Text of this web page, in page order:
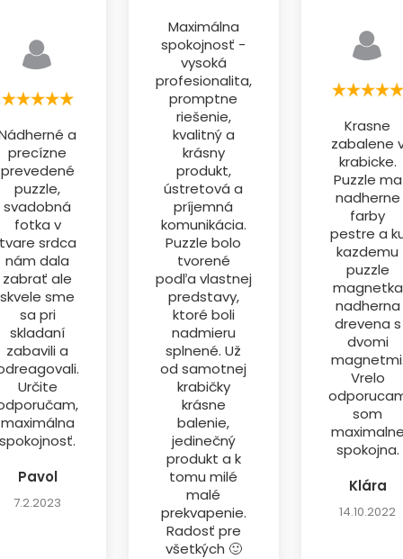
a
precízne
prevedené
puzzle,
svadobná
fotka v
srdca
nám dala
zabrať ale
skvele sme
sa pri
skladaní
zabavili a
Určite
maximálna
spokojnosť.
Pavol
7.2.2023
Maximálna
spokojnosť -
vysoká
profesionalita,
promptne
riešenie,
kvalitný a
krásny
produkt,
ústretová a
príjemná
komunikácia.
Puzzle bolo
tvorené
podľa vlastnej
predstavy,
ktoré boli
nadmieru
splnené. Už
od samotnej
krabičky
krásne
balenie,
jedinečný
produkt a k
tomu milé
malé
prekvapenie.
Radosť pre
všetkých 🙂
Krasne
zabalene
krabicke.
Puzzle ma
nadherne
farby
pestre a
kazdemu
puzzle
magnetka
nadherna
drevena s
dvomi
Vrelo
som
spokojna.
Klára
14.10.2022